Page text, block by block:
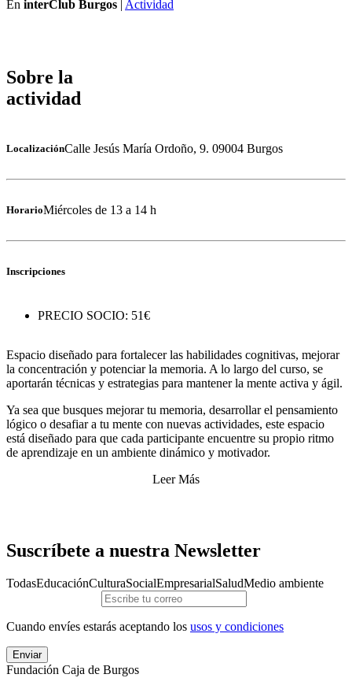
En interClub Burgos | Actividad
Sobre la
actividad
LocalizaciónCalle Jesús María Ordoño, 9. 09004 Burgos
HorarioMiércoles de 13 a 14 h
Inscripciones
PRECIO SOCIO: 51€
Espacio diseñado para fortalecer las habilidades cognitivas, mejorar
la concentración y potenciar la memoria. A lo largo del curso, se
aportarán técnicas y estrategias para mantener la mente activa y ágil.
Ya sea que busques mejorar tu memoria, desarrollar el pensamiento
lógico o desafiar a tu mente con nuevas actividades, este espacio
está diseñado para que cada participante encuentre su propio ritmo
de aprendizaje en un ambiente dinámico y motivador.
Leer Más
Suscríbete a nuestra Newsletter
TodasEducaciónCulturaSocialEmpresarialSaludMedio ambiente
Cuando envíes estarás aceptando los usos y condiciones
Enviar
Fundación Caja de Burgos